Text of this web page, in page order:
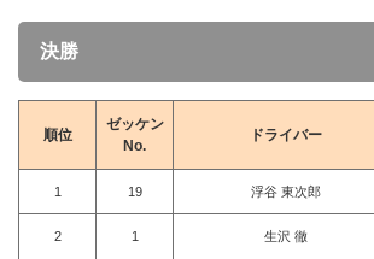
決勝
順位
ゼッケン
No.
ドライバー
1 19 浮谷 東次郎
2 1 生沢 徹